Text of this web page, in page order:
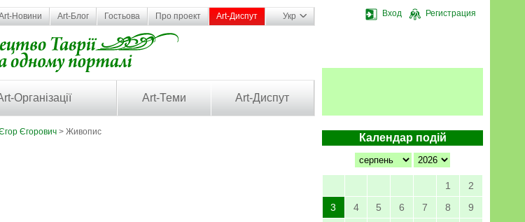
Вход Регистрация
Новини Art-Блог Гостьова Про проект Art-Диспут Укр
Організації Art-Теми Art-Диспут
Календар подій
1
2
3
4 5 6 7 8
9
Єгорович > Живопис